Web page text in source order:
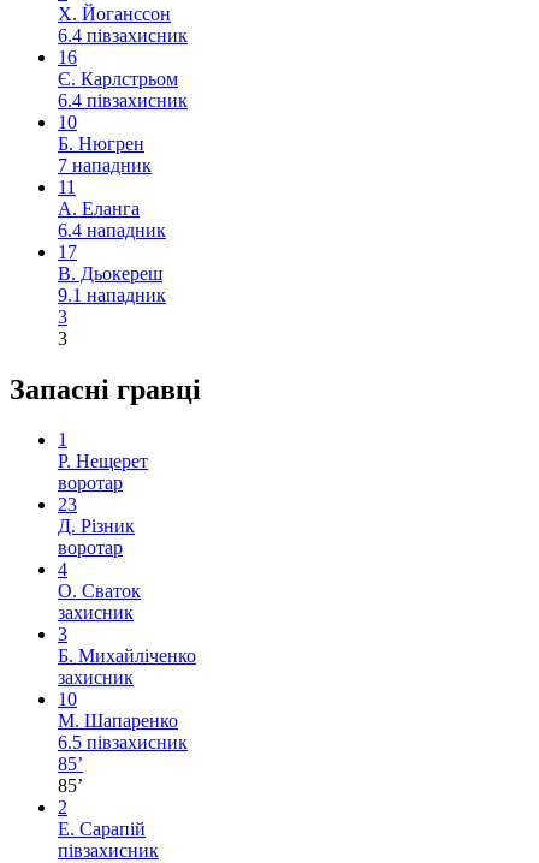
Х. Йоганссон
6.4 півзахисник
16
Є. Карлстрьом
6.4 півзахисник
10
Б. Нюгрен
7 нападник
11
А. Еланга
6.4 нападник
17
В. Дьокереш
9.1 нападник
3
3
Запасні гравці
1
Р. Нещерет
воротар
23
Д. Різник
воротар
4
О. Сваток
захисник
3
Б. Михайліченко
захисник
10
М. Шапаренко
6.5 півзахисник
85’
85’
2
Е. Сарапій
півзахисник